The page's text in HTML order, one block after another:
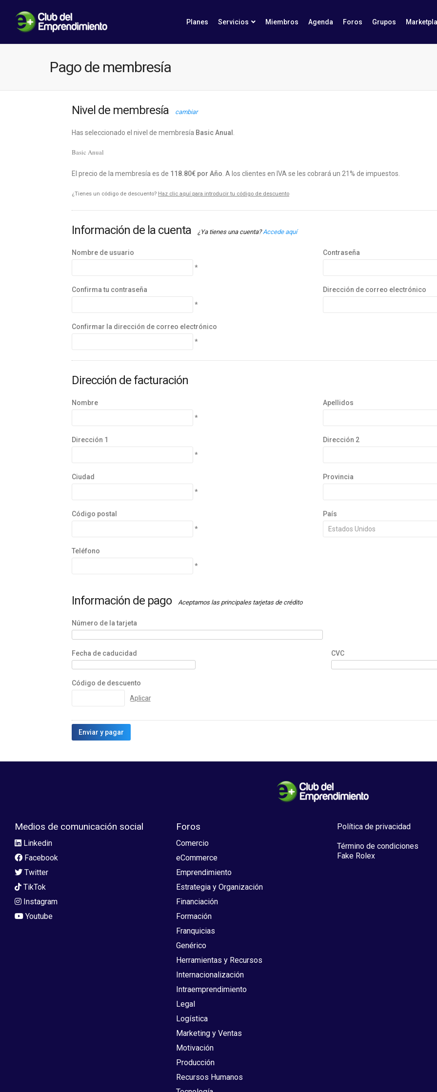
Planes Servicios Miembros Agenda Foros Grupos
Pago de membresía
Nivel de membresía cambiar
Has seleccionado el nivel de membresía Basic Anual
Basic Anual
El precio de la membresía es de 118.80€ por Año . A los clientes en IVA se les cobrará un 21% de impuestos.
¿Tienes un código de descuento? Haz clic aquí para introducir tu código de descuento
Información de la cuenta ¿Ya tienes una cuenta?Accede aquí
Nombre de usuario
*
Contraseña
Confirma tu contraseña
*
Dirección de correo electrónico
Confirmar la dirección de correo electrónico
*
Dirección de facturación
Nombre
*
Apellidos
Dirección 1
*
Dirección 2
Ciudad
*
Provincia
Código postal
*
País
Teléfono
*
Información de pago Aceptamos las principales tarjetas de crédito
Número de la tarjeta
Fecha de caducidad CVC
Código de descuento
Medios de comunicación social
Linkedin
Facebook
Twitter
TikTok
Instagram
Youtube
Foros
Comercio
eCommerce
Emprendimiento
Estrategia y Organización
Financiación
Formación
Franquicias
Genérico
Herramientas y Recursos
Internacionalización
Intraemprendimiento
Legal
Logística
Marketing y Ventas
Motivación
Producción
Recursos Humanos
Política de privacidad
Término de condiciones
Fake Rolex